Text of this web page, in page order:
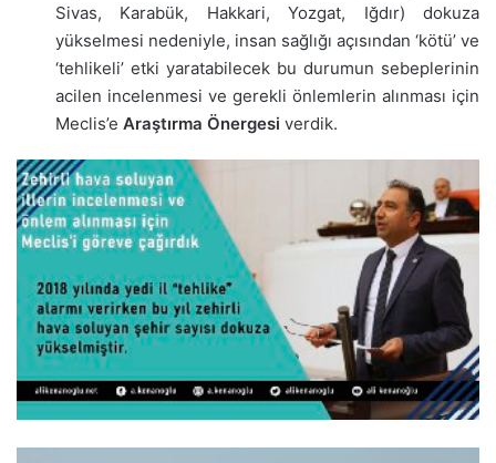
Sivas, Karabük, Hakkari, Yozgat, Iğdır) dokuza
yükselmesi nedeniyle, insan sağlığı açısından ‘kötü’ ve
‘tehlikeli’ etki yaratabilecek bu durumun sebeplerinin
acilen incelenmesi ve gerekli önlemlerin alınması için
Meclis’e Araştırma Önergesi verdik.